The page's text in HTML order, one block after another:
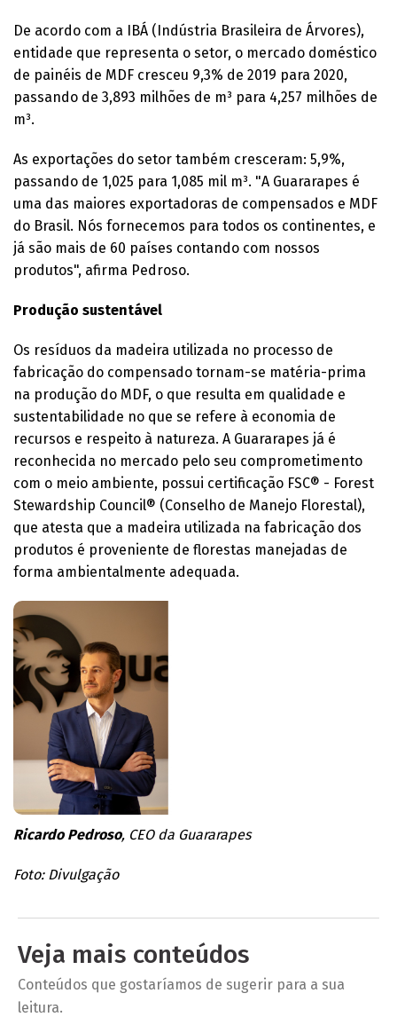
De acordo com a IBÁ (Indústria Brasileira de Árvores),
entidade que representa o setor, o mercado doméstico
de painéis de MDF cresceu 9,3% de 2019 para 2020,
passando de 3,893 milhões de m³ para 4,257 milhões de
m³.
As exportações do setor também cresceram: 5,9%,
passando de 1,025 para 1,085 mil m³. "A Guararapes é
uma das maiores exportadoras de compensados e MDF
do Brasil. Nós fornecemos para todos os continentes, e
já são mais de 60 países contando com nossos
produtos", afirma Pedroso.
Produção sustentável
Os resíduos da madeira utilizada no processo de
fabricação do compensado tornam-se matéria-prima
na produção do MDF, o que resulta em qualidade e
sustentabilidade no que se refere à economia de
recursos e respeito à natureza. A Guararapes já é
reconhecida no mercado pelo seu comprometimento
com o meio ambiente, possui certificação FSC® - Forest
Stewardship Council® (Conselho de Manejo Florestal),
que atesta que a madeira utilizada na fabricação dos
produtos é proveniente de florestas manejadas de
forma ambientalmente adequada.
Ricardo Pedroso, CEO da Guararapes
​Foto: Divulgação
Veja mais conteúdos
Conteúdos que gostaríamos de sugerir para a sua
leitura.